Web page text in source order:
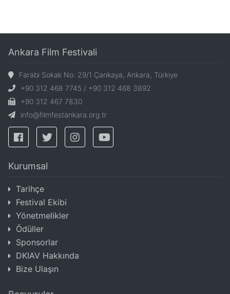
Ankara Film Festivali
Farabi Sokak No: 29/1 Çankaya, Ankara, Türkiye
+90 312 468 7745 / +90 312 468 3892
+90 312 467 7830
info@filmfestankara.org.tr
Kurumsal
Tarihçe
Festival Ekibi
Yönetmelikler
Ödüller
Sponsorlar
DKIAV Hakkında
Bize Ulaşın